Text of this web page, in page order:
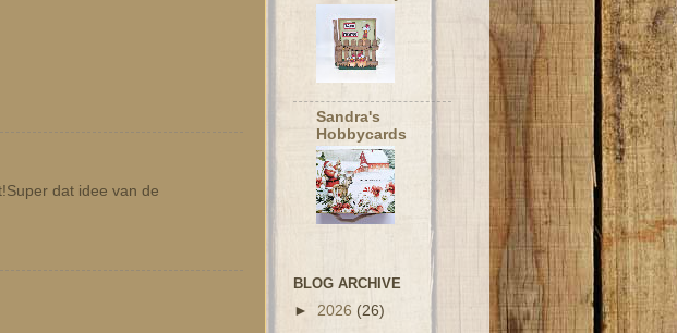
dat idee van de
Sandra's
Hobbycards
BLOG ARCHIVE
► 2026 (26)